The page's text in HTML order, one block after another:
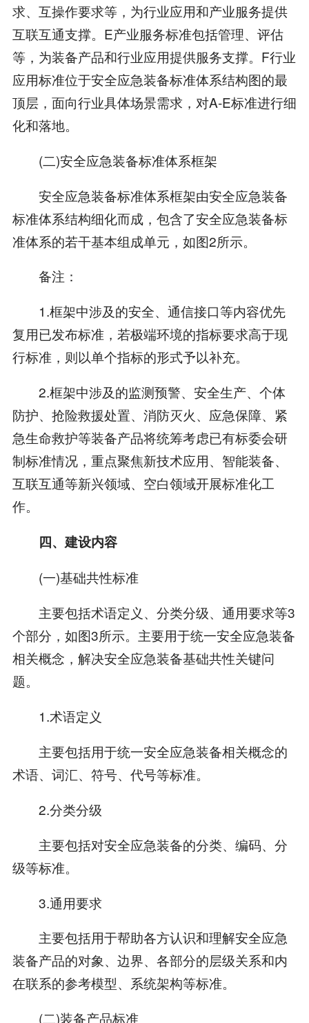
求、互操作要求等，为行业应用和产业服务提供
互联互通支撑。E产业服务标准包括管理、评估
等，为装备产品和行业应用提供服务支撑。F行业
应用标准位于安全应急装备标准体系结构图的最
顶层，面向行业具体场景需求，对A-E标准进行细
化和落地。
(二)安全应急装备标准体系框架
安全应急装备标准体系框架由安全应急装备
标准体系结构细化而成，包含了安全应急装备标
准体系的若干基本组成单元，如图2所示。
备注：
1.框架中涉及的安全、通信接口等内容优先
复用已发布标准，若极端环境的指标要求高于现
行标准，则以单个指标的形式予以补充。
2.框架中涉及的监测预警、安全生产、个体
防护、抢险救援处置、消防灭火、应急保障、紧
急生命救护等装备产品将统筹考虑已有标委会研
制标准情况，重点聚焦新技术应用、智能装备、
互联互通等新兴领域、空白领域开展标准化工
作。
四、建设内容
(一)基础共性标准
主要包括术语定义、分类分级、通用要求等3
个部分，如图3所示。主要用于统一安全应急装备
相关概念，解决安全应急装备基础共性关键问
题。
1.术语定义
主要包括用于统一安全应急装备相关概念的
术语、词汇、符号、代号等标准。
2.分类分级
主要包括对安全应急装备的分类、编码、分
级等标准。
3.通用要求
主要包括用于帮助各方认识和理解安全应急
装备产品的对象、边界、各部分的层级关系和内
在联系的参考模型、系统架构等标准。
(二)装备产品标准